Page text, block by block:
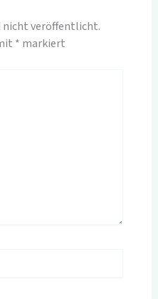
nicht veröffentlicht.
* markiert